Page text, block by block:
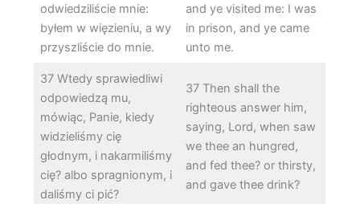
odwiedziliście mnie:
byłem w więzieniu, a wy
przyszliście do mnie.
and ye visited me: I was
in prison, and ye came
unto me.
37 Wtedy sprawiedliwi
odpowiedzą mu,
mówiąc, Panie, kiedy
widzieliśmy cię
głodnym, i nakarmiliśmy
cię? albo spragnionym, i
daliśmy ci pić?
37 Then shall the
righteous answer him,
saying, Lord, when saw
we thee an hungred,
and fed thee? or thirsty,
and gave thee drink?